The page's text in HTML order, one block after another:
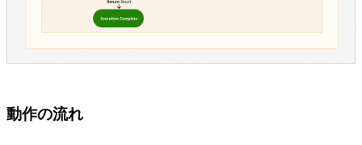
動作の流れ